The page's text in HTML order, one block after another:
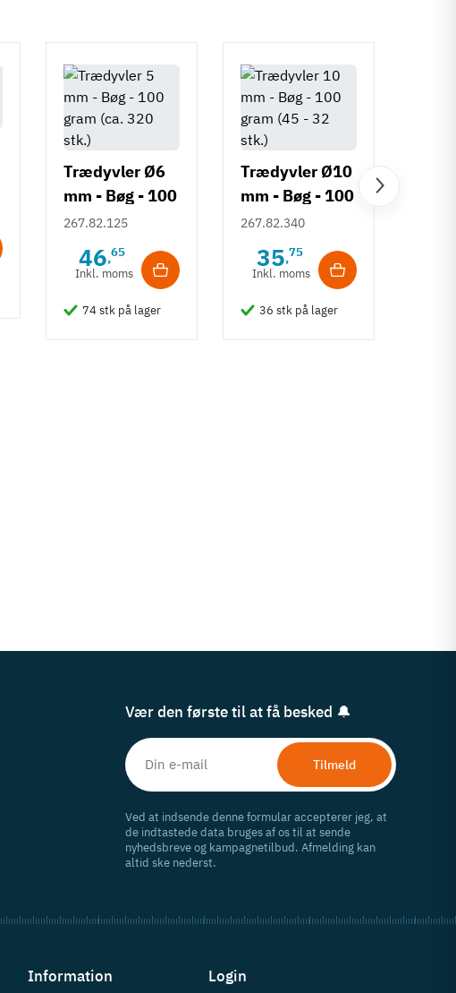
Trædyvler Ø6
mm - Bøg - 100
gram (132 -
215 stk.)
267.82.125
46,65
Inkl. moms
74 stk på lager
Trædyvler Ø10
mm - Bøg - 100
gram (45 - 32
267.82.340
35,75
Inkl. moms
36 stk på lager
Vær den første til at få besked 🔔
Tilmeld
Ved at indsende denne formular accepterer jeg, at
de indtastede data bruges af os til at sende
nyhedsbreve og kampagnetilbud. Afmelding kan
altid ske nederst.
Information Login